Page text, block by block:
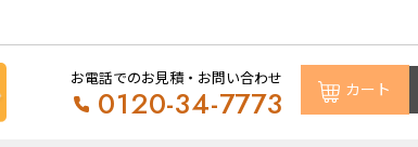
お電話でのお見積・お問い合わせ
0120-34-7773 カート